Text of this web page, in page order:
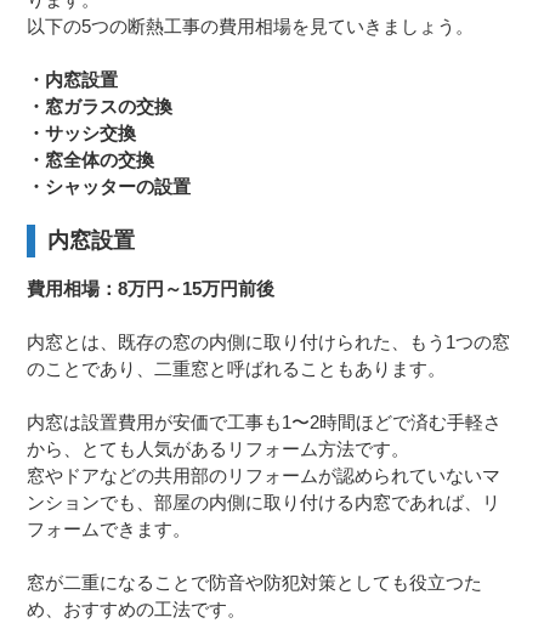
以下の5つの断熱工事の費用相場を見ていきましょう。
・内窓設置
・窓ガラスの交換
・サッシ交換
・窓全体の交換
・シャッターの設置
内窓設置
費用相場：8万円～15万円前後
内窓とは、既存の窓の内側に取り付けられた、もう1つの窓
のことであり、二重窓と呼ばれることもあります。
内窓は設置費用が安価で工事も1〜2時間ほどで済む手軽さ
から、とても人気があるリフォーム方法です。
窓やドアなどの共用部のリフォームが認められていないマ
ンションでも、部屋の内側に取り付ける内窓であれば、リ
フォームできます。
窓が二重になることで防音や防犯対策としても役立つた
め、おすすめの工法です。